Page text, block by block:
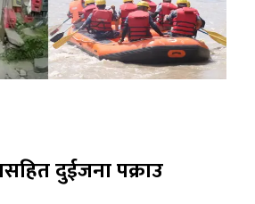
दुईजना पक्राउ